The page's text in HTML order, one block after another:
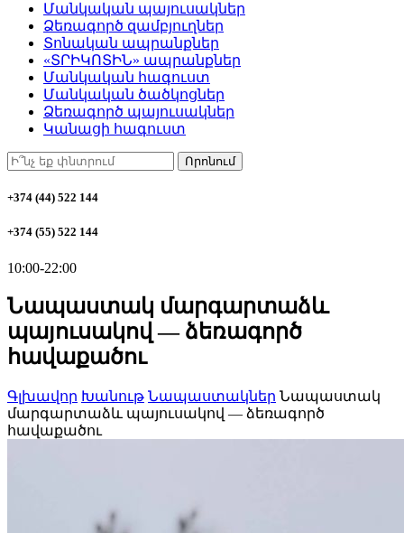
Մանկական պայուսակներ
Ձեռագործ զամբյուղներ
Տոնական ապրանքներ
«ՏՐԻԿՈՏԻՆ» ապրանքներ
Մանկական հագուստ
Մանկական ծածկոցներ
Ձեռագործ պայուսակներ
Կանացի հագուստ
Որոնում
+374 (44) 522 144
+374 (55) 522 144
10:00-22:00
Նապաստակ մարգարտաձև
պայուսակով — ձեռագործ
հավաքածու
Գլխավոր Խանութ Նապաստակներ Նապաստակ
մարգարտաձև պայուսակով — ձեռագործ
հավաքածու